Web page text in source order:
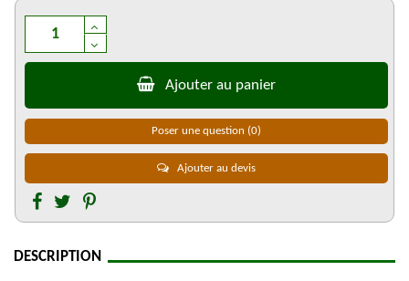
Ajouter au panier
Poser une question (0)
Ajouter au devis
DESCRIPTION